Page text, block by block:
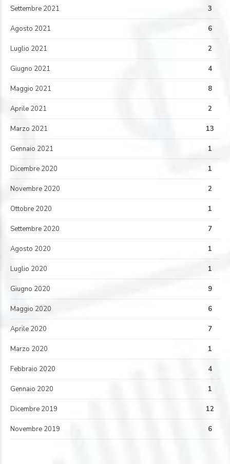
Settembre 2021 3
Agosto 2021 6
Luglio 2021 2
Giugno 2021 4
Maggio 2021 8
Aprile 2021 2
Marzo 2021 13
Gennaio 2021 1
Dicembre 2020 1
Novembre 2020 2
Ottobre 2020 1
Settembre 2020 7
Agosto 2020 1
Luglio 2020 1
Giugno 2020 9
Maggio 2020 6
Aprile 2020 7
Marzo 2020 1
Febbraio 2020 4
Gennaio 2020 1
Dicembre 2019 12
Novembre 2019 6